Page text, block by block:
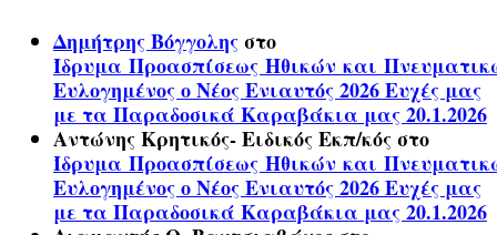
Δημήτρης Βόγγοληςστο
Ίδρυμα Προασπίσεως Ηθικών και
Ευλογημένος ο Νέος Ενιαυτός 2026 Ευχές μας
με τα Παραδοσικά Καραβάκια μας 20.1.2026
Αντώνης Κρητικός- Ειδικός Εκπ/κόςστο
Ίδρυμα Προασπίσεως Ηθικών και
Ευλογημένος ο Νέος Ενιαυτός 2026 Ευχές μας
με τα Παραδοσικά Καραβάκια μας 20.1.2026